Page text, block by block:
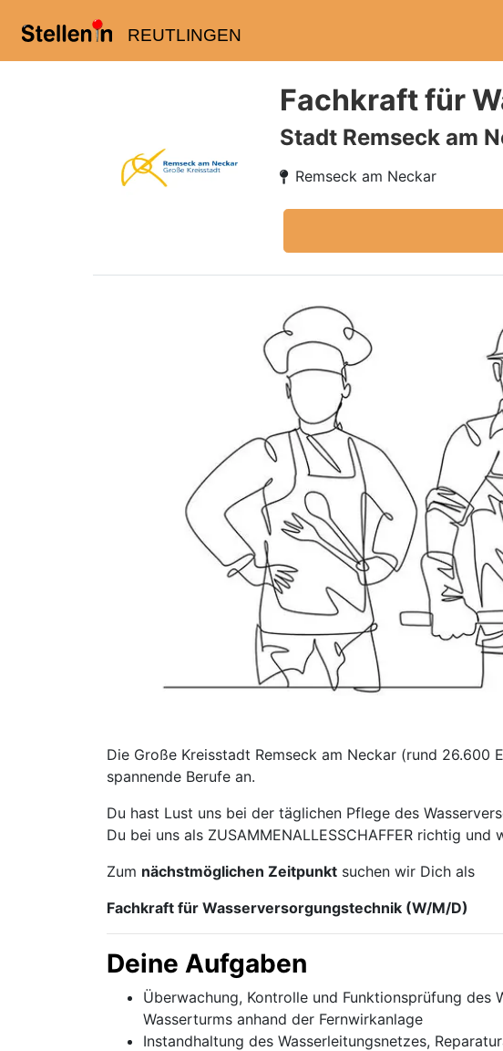
REUTLINGEN
Fachkraft für
Stadt Remseck am
Remseck am Neckar
Die Große Kreisstadt Remseck am Neckar (rund
spannende Berufe an.
Du hast Lust uns bei der täglichen Pflege des
Du bei uns als ZUSAMMENALLESSCHAFFER richtig
Zum nächstmöglichen Zeitpunkt suchen wir Dich als
Fachkraft für Wasserversorgungstechnik (W/M/D)
Deine Aufgaben
Überwachung, Kontrolle und Funktionsprüfung des
Wasserturms anhand der Fernwirkanlage
Instandhaltung des Wasserleitungsnetzes,